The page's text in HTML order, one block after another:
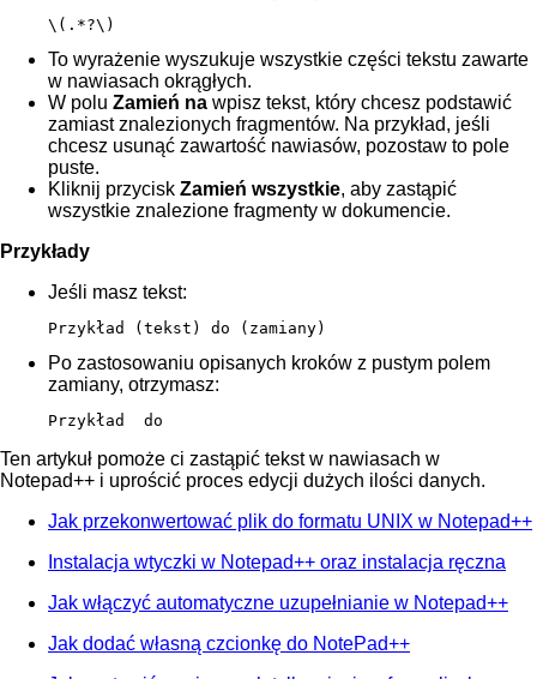
\(.*?\)
To wyrażenie wyszukuje wszystkie części tekstu zawarte
w nawiasach okrągłych.
W polu Zamień na wpisz tekst, który chcesz podstawić
zamiast znalezionych fragmentów. Na przykład, jeśli
chcesz usunąć zawartość nawiasów, pozostaw to pole
puste.
Kliknij przycisk Zamień wszystkie, aby zastąpić
wszystkie znalezione fragmenty w dokumencie.
Przykłady
Jeśli masz tekst:
Przykład (tekst) do (zamiany)
Po zastosowaniu opisanych kroków z pustym polem
zamiany, otrzymasz:
Przykład  do
Ten artykuł pomoże ci zastąpić tekst w nawiasach w
Notepad++ i uprościć proces edycji dużych ilości danych.
Jak przekonwertować plik do formatu UNIX w Notepad++
Instalacja wtyczki w Notepad++ oraz instalacja ręczna
Jak włączyć automatyczne uzupełnianie w Notepad++
Jak dodać własną czcionkę do NotePad++